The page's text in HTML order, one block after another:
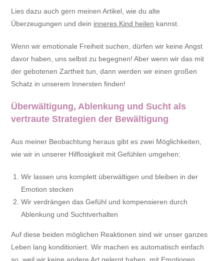
Lies dazu auch gern meinen Artikel, wie du alte
Überzeugungen und dein inneres Kind heilen kannst.
Wenn wir emotionale Freiheit suchen, dürfen wir keine Angst
davor haben, uns selbst zu begegnen! Aber wenn wir das mit
der gebotenen Zartheit tun, dann werden wir einen großen
Schatz in unserem Innersten finden!
Überwältigung, Ablenkung und Sucht als
vertraute Strategien der Bewältigung
Aus meiner Beobachtung heraus gibt es zwei Möglichkeiten,
wie wir in unserer Hilflosigkeit mit Gefühlen umgehen:
Wir lassen uns komplett überwältigen und bleiben in der
Emotion stecken
Wir verdrängen das Gefühl und kompensieren durch
Ablenkung und Suchtverhalten
Auf diese beiden möglichen Reaktionen sind wir unser ganzes
Leben lang konditioniert. Wir machen es automatisch einfach
so, weil wir keine andere Art gelernt haben, mit Emotionen